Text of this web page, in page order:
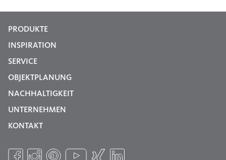
PRODUKTE
INSPIRATION
SERVICE
OBJEKTPLANUNG
NACHHALTIGKEIT
UNTERNEHMEN
KONTAKT